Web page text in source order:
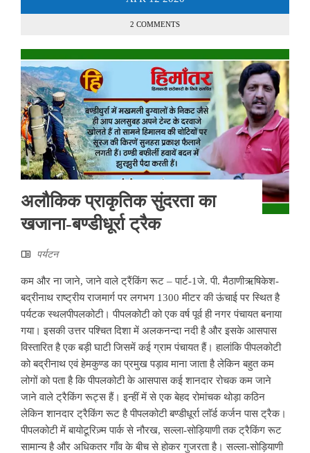
2 COMMENTS
अलौकिक प्राकृतिक सुंदरता का
खजाना-बण्डीधूर्रा ट्रैक
पर्यटन
कम और ना जाने, जाने वाले ट्रैंकिंग रूट – पार्ट-1जे. पी. मैठाणीऋषिकेश-
बद्रीनाथ राष्ट्रीय राजमार्ग पर लगभग 1300 मीटर की ऊंचाई पर स्थित है
पर्यटक स्थलपीपलकोटी। पीपलकोटी को एक वर्ष पूर्व ही नगर पंचायत बनाया
गया। इसकी उत्तर पश्चित दिशा में अलकनन्दा नदी है और इसके आसपास
विस्तारित है एक बड़ी घाटी जिसमें कई ग्राम पंचायत हैं। हालांकि पीपलकोटी
को बद्रीनाथ एवं हेमकुण्ड का प्रमुख पड़ाव माना जाता है लेकिन बहुत कम
लोगों को पता है कि पीपलकोटी के आसपास कई शानदार रोचक कम जाने
जाने वाले ट्रैकिंग रूट्स हैं। इन्हीं में से एक बेहद रोमांचक थोड़ा कठिन
लेकिन शानदार ट्रैकिंग रूट है पीपलकोटी बण्डीधूर्रा लाॅर्ड कर्जन पास ट्रैक।
पीपलकोटी में बायोटूरिज़्म पार्क से नौरख, सल्ला-सोड़ियाणी तक ट्रैकिंग रूट
सामान्य है और अधिकतर गाँव के बीच से होकर गुजरता है। सल्ला-सोड़ियाणी